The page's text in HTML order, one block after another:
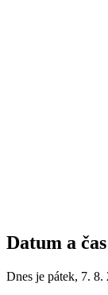
Datum a čas
Dnes je pátek, 7. 8.